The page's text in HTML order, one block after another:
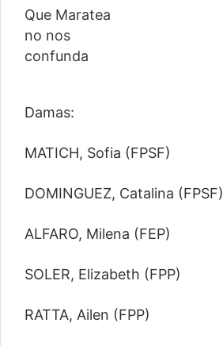
Damas:
MATICH, Sofia (FPSF)
DOMINGUEZ, Catalina (FPSF)
ALFARO, Milena (FEP)
SOLER, Elizabeth (FPP)
RATTA, Ailen (FPP)